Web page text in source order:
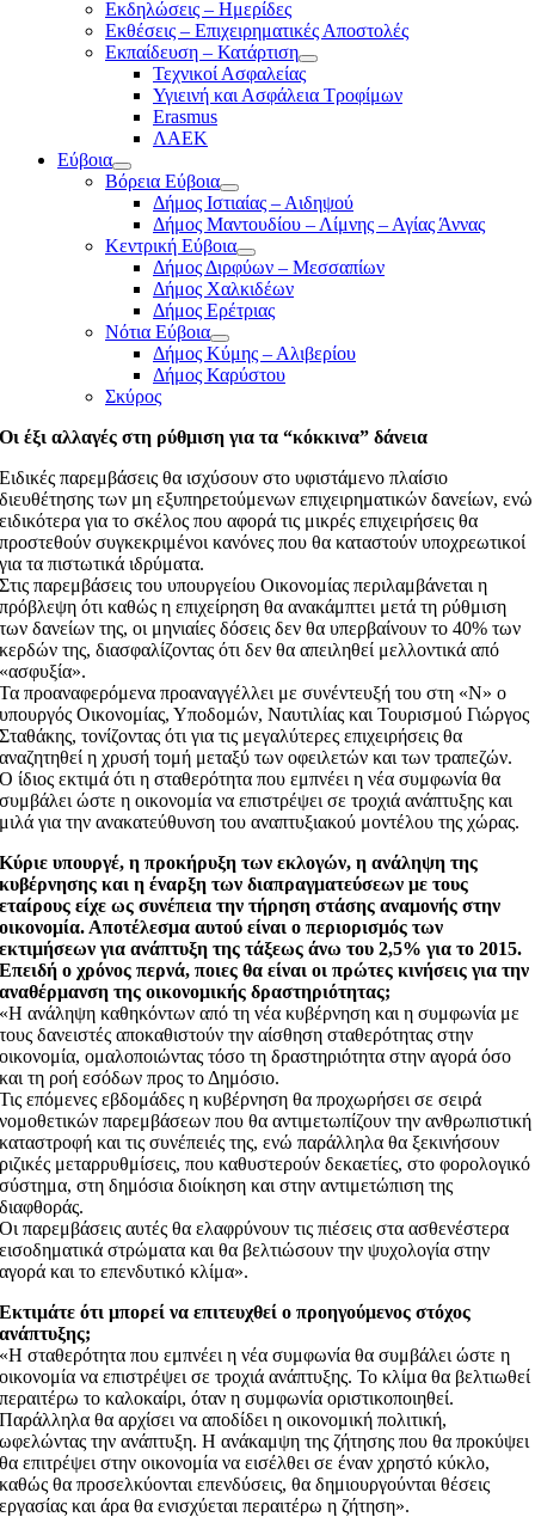
Εκδηλώσεις – Ημερίδες
Εκθέσεις – Επιχειρηματικές Αποστολές
Εκπαίδευση – Κατάρτιση
Τεχνικοί Ασφαλείας
Υγιεινή και Ασφάλεια Τροφίμων
Erasmus
ΛΑΕΚ
Εύβοια
Βόρεια Εύβοια
Δήμος Ιστιαίας – Αιδηψού
Δήμος Μαντουδίου – Λίμνης – Αγίας Άννας
Κεντρική Εύβοια
Δήμος Διρφύων – Μεσσαπίων
Δήμος Χαλκιδέων
Δήμος Ερέτριας
Νότια Εύβοια
Δήμος Κύμης – Αλιβερίου
Δήμος Καρύστου
Σκύρος
Οι έξι αλλαγές στη ρύθμιση για τα “κόκκινα” δάνεια
Ειδικές παρεμβάσεις θα ισχύσουν στο υφιστάμενο πλαίσιο
διευθέτησης των μη εξυπηρετούμενων επιχειρηματικών δανείων, ενώ
ειδικότερα για το σκέλος που αφορά τις μικρές επιχειρήσεις θα
προστεθούν συγκεκριμένοι κανόνες που θα καταστούν υποχρεωτικοί
για τα πιστωτικά ιδρύματα.
Στις παρεμβάσεις του υπουργείου Οικονομίας περιλαμβάνεται η
πρόβλεψη ότι καθώς η επιχείρηση θα ανακάμπτει μετά τη ρύθμιση
των δανείων της, οι μηνιαίες δόσεις δεν θα υπερβαίνουν το 40% των
κερδών της, διασφαλίζοντας ότι δεν θα απειληθεί μελλοντικά από
«ασφυξία».
Τα προαναφερόμενα προαναγγέλλει με συνέντευξή του στη «Ν» ο
υπουργός Οικονομίας, Υποδομών, Ναυτιλίας και Τουρισμού Γιώργος
Σταθάκης, τονίζοντας ότι για τις μεγαλύτερες επιχειρήσεις θα
αναζητηθεί η χρυσή τομή μεταξύ των οφειλετών και των τραπεζών.
Ο ίδιος εκτιμά ότι η σταθερότητα που εμπνέει η νέα συμφωνία θα
συμβάλει ώστε η οικονομία να επιστρέψει σε τροχιά ανάπτυξης και
μιλά για την ανακατεύθυνση του αναπτυξιακού μοντέλου της χώρας.
Κύριε υπουργέ, η προκήρυξη των εκλογών, η ανάληψη της
κυβέρνησης και η έναρξη των διαπραγματεύσεων με τους
εταίρους είχε ως συνέπεια την τήρηση στάσης αναμονής στην
οικονομία. Αποτέλεσμα αυτού είναι ο περιορισμός των
εκτιμήσεων για ανάπτυξη της τάξεως άνω του 2,5% για το 2015.
Επειδή ο χρόνος περνά, ποιες θα είναι οι πρώτες κινήσεις για την
αναθέρμανση της οικονομικής δραστηριότητας;
«Η ανάληψη καθηκόντων από τη νέα κυβέρνηση και η συμφωνία με
τους δανειστές αποκαθιστούν την αίσθηση σταθερότητας στην
οικονομία, ομαλοποιώντας τόσο τη δραστηριότητα στην αγορά όσο
και τη ροή εσόδων προς το Δημόσιο.
Τις επόμενες εβδομάδες η κυβέρνηση θα προχωρήσει σε σειρά
νομοθετικών παρεμβάσεων που θα αντιμετωπίζουν την ανθρωπιστική
καταστροφή και τις συνέπειές της, ενώ παράλληλα θα ξεκινήσουν
ριζικές μεταρρυθμίσεις, που καθυστερούν δεκαετίες, στο φορολογικό
σύστημα, στη δημόσια διοίκηση και στην αντιμετώπιση της
διαφθοράς.
Οι παρεμβάσεις αυτές θα ελαφρύνουν τις πιέσεις στα ασθενέστερα
εισοδηματικά στρώματα και θα βελτιώσουν την ψυχολογία στην
αγορά και το επενδυτικό κλίμα».
Εκτιμάτε ότι μπορεί να επιτευχθεί ο προηγούμενος στόχος
ανάπτυξης;
«Η σταθερότητα που εμπνέει η νέα συμφωνία θα συμβάλει ώστε η
οικονομία να επιστρέψει σε τροχιά ανάπτυξης. Το κλίμα θα βελτιωθεί
περαιτέρω το καλοκαίρι, όταν η συμφωνία οριστικοποιηθεί.
Παράλληλα θα αρχίσει να αποδίδει η οικονομική πολιτική,
ωφελώντας την ανάπτυξη. Η ανάκαμψη της ζήτησης που θα προκύψει
θα επιτρέψει στην οικονομία να εισέλθει σε έναν χρηστό κύκλο,
καθώς θα προσελκύονται επενδύσεις, θα δημιουργούνται θέσεις
εργασίας και άρα θα ενισχύεται περαιτέρω η ζήτηση».